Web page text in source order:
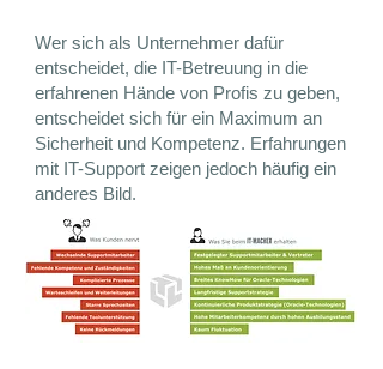
Wer sich als Unternehmer dafür
entscheidet, die IT-Betreuung in die
erfahrenen Hände von Profis zu geben,
entscheidet sich für ein Maximum an
Sicherheit und Kompetenz. Erfahrungen
mit IT-Support zeigen jedoch häufig ein
anderes Bild.